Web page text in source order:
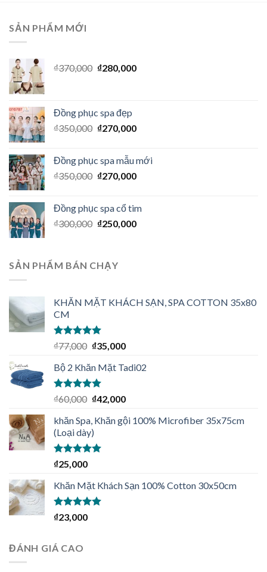
SẢN PHẨM MỚI
₫370,000 ₫280,000
Đồng phục spa đẹp
₫350,000 ₫270,000
Đồng phục spa mẫu mới
₫350,000 ₫270,000
Đồng phục spa cổ tim
₫300,000 ₫250,000
SẢN PHẨM BÁN CHẠY
KHĂN MẶT KHÁCH SẠN, SPA COTTON 35x80
CM
Được xếp
hạng
sao
₫77,000 ₫35,000
Bộ 2 Khăn Mặt Tadi02
Được xếp
hạng
sao
₫60,000 ₫42,000
khăn Spa, Khăn gội 100% Microfiber 35x75cm
(Loại dày)
Được xếp
hạng
sao
₫25,000
Khăn Mặt Khách Sạn 100% Cotton 30x50cm
Được xếp
hạng
₫23,000
ĐÁNH GIÁ CAO